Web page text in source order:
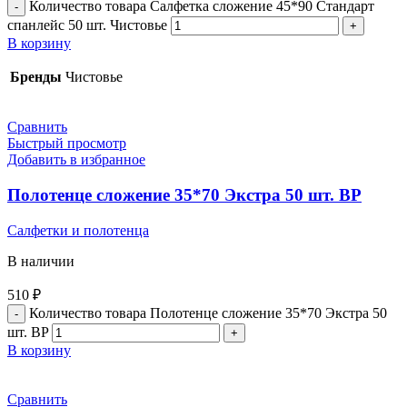
Количество товара Салфетка сложение 45*90 Стандарт
спанлейс 50 шт. Чистовье
В корзину
Бренды Чистовье
Сравнить
Быстрый просмотр
Добавить в избранное
Полотенце сложение 35*70 Экстра 50 шт. BP
Салфетки и полотенца
В наличии
510 ₽
Количество товара Полотенце сложение 35*70 Экстра 50
шт. BP
В корзину
Сравнить